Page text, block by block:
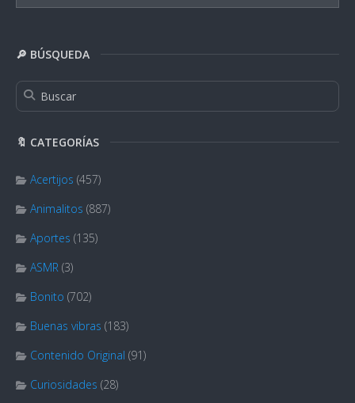
🔎 BÚSQUEDA
🔖 CATEGORÍAS
Acertijos (457)
Animalitos (887)
Aportes (135)
ASMR (3)
Bonito (702)
Buenas vibras (183)
Contenido Original (91)
Curiosidades (28)